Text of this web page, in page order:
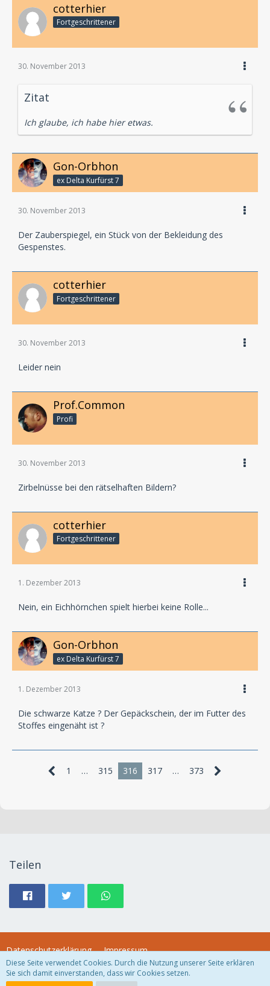
cotterhier
Fortgeschrittener
30. November 2013
Zitat
Ich glaube, ich habe hier etwas.
Gon-Orbhon
ex Delta Kurfürst 7
30. November 2013
Der Zauberspiegel, ein Stück von der Bekleidung des
Gespenstes.
cotterhier
Fortgeschrittener
30. November 2013
Leider nein
Prof.Common
Profi
30. November 2013
Zirbelnüsse bei den rätselhaften Bildern?
cotterhier
Fortgeschrittener
1. Dezember 2013
Nein, ein Eichhörnchen spielt hierbei keine Rolle...
Gon-Orbhon
ex Delta Kurfürst 7
1. Dezember 2013
Die schwarze Katze ? Der Gepäckschein, der im Futter des
Stoffes eingenäht ist ?
1 … 315 316 317 … 373
Teilen
Datenschutzerklärung Impressum
Diese Seite verwendet Cookies. Durch die Nutzung unserer Seite erklären
Sie sich damit einverstanden, dass wir Cookies setzen.